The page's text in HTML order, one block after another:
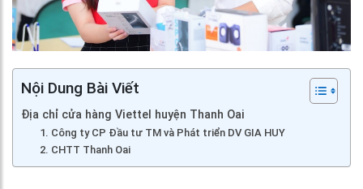
Nội Dung Bài Viết
Địa chỉ cửa hàng Viettel huyện Thanh Oai
1. Công ty CP Đầu tư TM và Phát triển DV GIA HUY
2. CHTT Thanh Oai